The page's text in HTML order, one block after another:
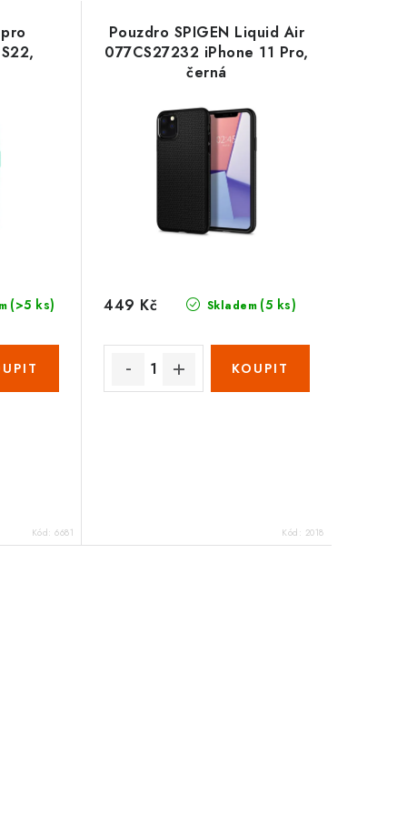
(>5 ks)
Kód:6681
Pouzdro SPIGEN Liquid Air
077CS27232 iPhone 11 Pro,
černá
Skladem (5 ks)
449 Kč
Kód: 2018